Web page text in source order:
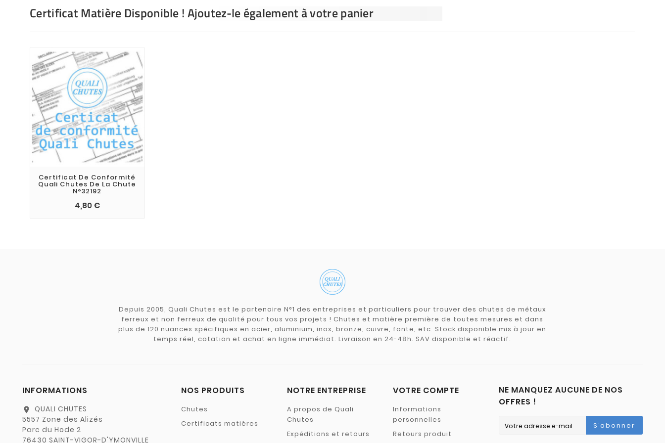
Certificat Matière Disponible ! Ajoutez-le également à votre panier
Certificat De Conformité
Quali Chutes De La Chute
N°32192
4,80 €
Depuis 2005, Quali Chutes est le partenaire N°1 des entreprises et particuliers pour trouver des chutes de métaux
ferreux et non ferreux de qualité pour tous vos projets ! Chutes et matière première de toutes mesures et dans
plus de 120 nuances spécifiques en acier, aluminium, inox, bronze, cuivre, fonte, etc. Stock disponible mis à jour en
temps réel, cotation et achat en ligne immédiat. Livraison en 24-48h. SAV disponible et réactif.
INFORMATIONS
location_on
QUALI CHUTES
5557 Zone des Alizés
Parc du Hode 2
76430 SAINT-VIGOR-D'YMONVILLE
NOS PRODUITS
Chutes
Certificats matières
NOTRE ENTREPRISE
A propos de Quali
Chutes
Expéditions et retours
VOTRE COMPTE
Informations
personnelles
Retours produit
NE MANQUEZ AUCUNE DE NOS
OFFRES !
S’abonner